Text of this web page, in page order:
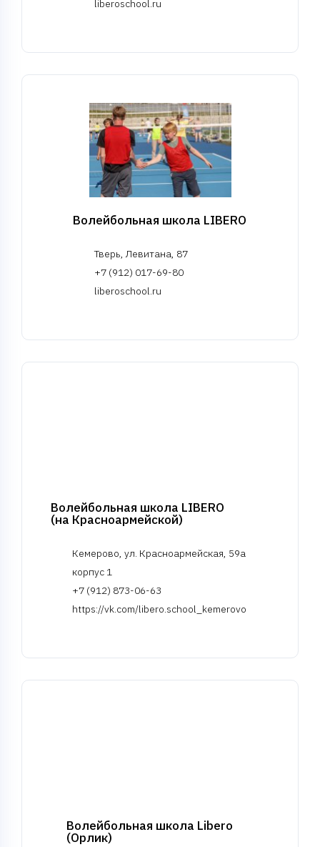
liberoschool.ru
Волейбольная школа LIBERO
Тверь, Левитана, 87
+7 (912) 017-69-80
liberoschool.ru
Волейбольная школа LIBERO
(на Красноармейской)
Кемерово, ул. Красноармейская, 59а
корпус 1
+7 (912) 873-06-63
https://vk.com/libero.school_kemerovo
Волейбольная школа Libero
(Орлик)